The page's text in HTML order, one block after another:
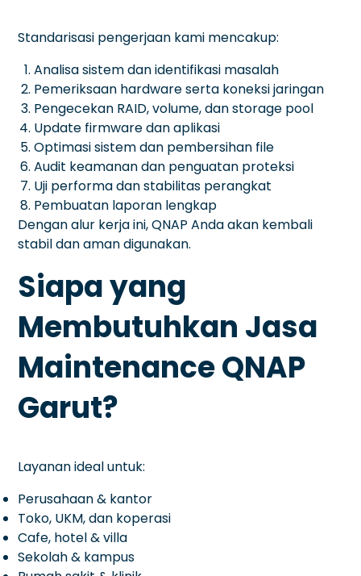
Standarisasi pengerjaan kami mencakup:
Analisa sistem dan identifikasi masalah
Pemeriksaan hardware serta koneksi jaringan
Pengecekan RAID, volume, dan storage pool
Update firmware dan aplikasi
Optimasi sistem dan pembersihan file
Audit keamanan dan penguatan proteksi
Uji performa dan stabilitas perangkat
Pembuatan laporan lengkap
Dengan alur kerja ini, QNAP Anda akan kembali
stabil dan aman digunakan.
Siapa yang
Membutuhkan Jasa
Maintenance QNAP
Garut?
Layanan ideal untuk:
Perusahaan & kantor
Toko, UKM, dan koperasi
Cafe, hotel & villa
Sekolah & kampus